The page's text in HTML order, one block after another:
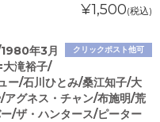
¥1,500(税込)
クリックポスト他可
1980年3月
滝裕子/
ー/石川ひとみ/桑江知子/大
グネス・チャン/布施明/荒
/ザ・ハンタース/ピーター